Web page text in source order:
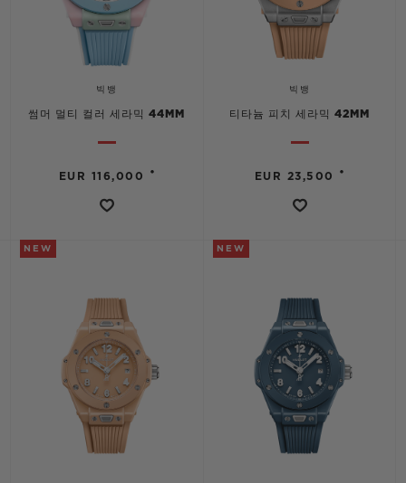
빅뱅
썸머 멀티 컬러 세라믹 44MM
EUR 116,000 •
빅뱅
티타늄 피치 세라믹 42MM
EUR 23,500 •
NEW NEW
부티크 검색